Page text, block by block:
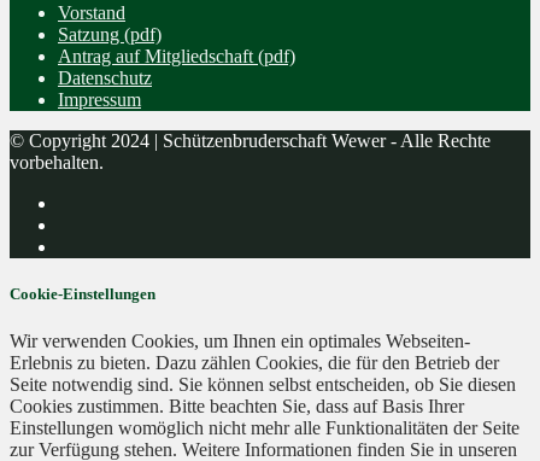
Vorstand
Satzung (pdf)
Antrag auf Mitgliedschaft (pdf)
Datenschutz
Impressum
© Copyright 2024 | Schützenbruderschaft Wewer - Alle Rechte
vorbehalten.
Cookie-Einstellungen
Wir verwenden Cookies, um Ihnen ein optimales Webseiten-
Erlebnis zu bieten. Dazu zählen Cookies, die für den Betrieb der
Seite notwendig sind. Sie können selbst entscheiden, ob Sie diesen
Cookies zustimmen. Bitte beachten Sie, dass auf Basis Ihrer
Einstellungen womöglich nicht mehr alle Funktionalitäten der Seite
zur Verfügung stehen. Weitere Informationen finden Sie in unseren